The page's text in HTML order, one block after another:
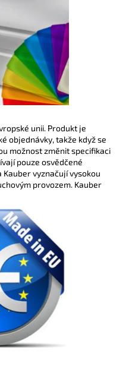
unii. Produkt je
objednávky, takže když se
možnost změnit specifikaci
pouze osvědčené
vyznačují vysokou
provozem. Kauber